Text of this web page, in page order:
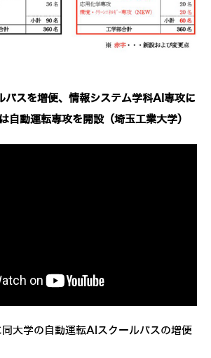
バスを増便、情報システム学科AI専攻に
動運転専攻を開設（埼玉工業大学）
大学の自動運転AIスクールバスの増便